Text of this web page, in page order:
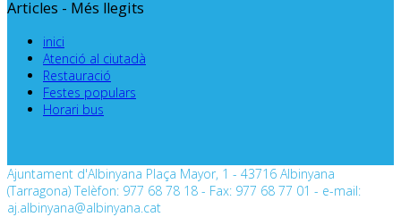
Articles - Més llegits
inici
Atenció al ciutadà
Restauració
Festes populars
Horari bus
Ajuntament d'Albinyana Plaça Mayor, 1 - 43716 Albinyana
(Tarragona) Telèfon: 977 68 78 18 - Fax: 977 68 77 01 - e-mail:
aj.albinyana@albinyana.cat